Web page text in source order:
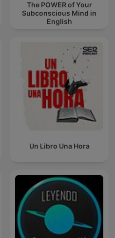
The POWER of Your
Subconscious Mind in
English
Un Libro Una Hora